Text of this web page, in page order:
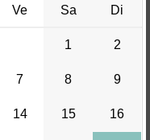
Ve Sa Di
1 2
7 8 9
14 15 16